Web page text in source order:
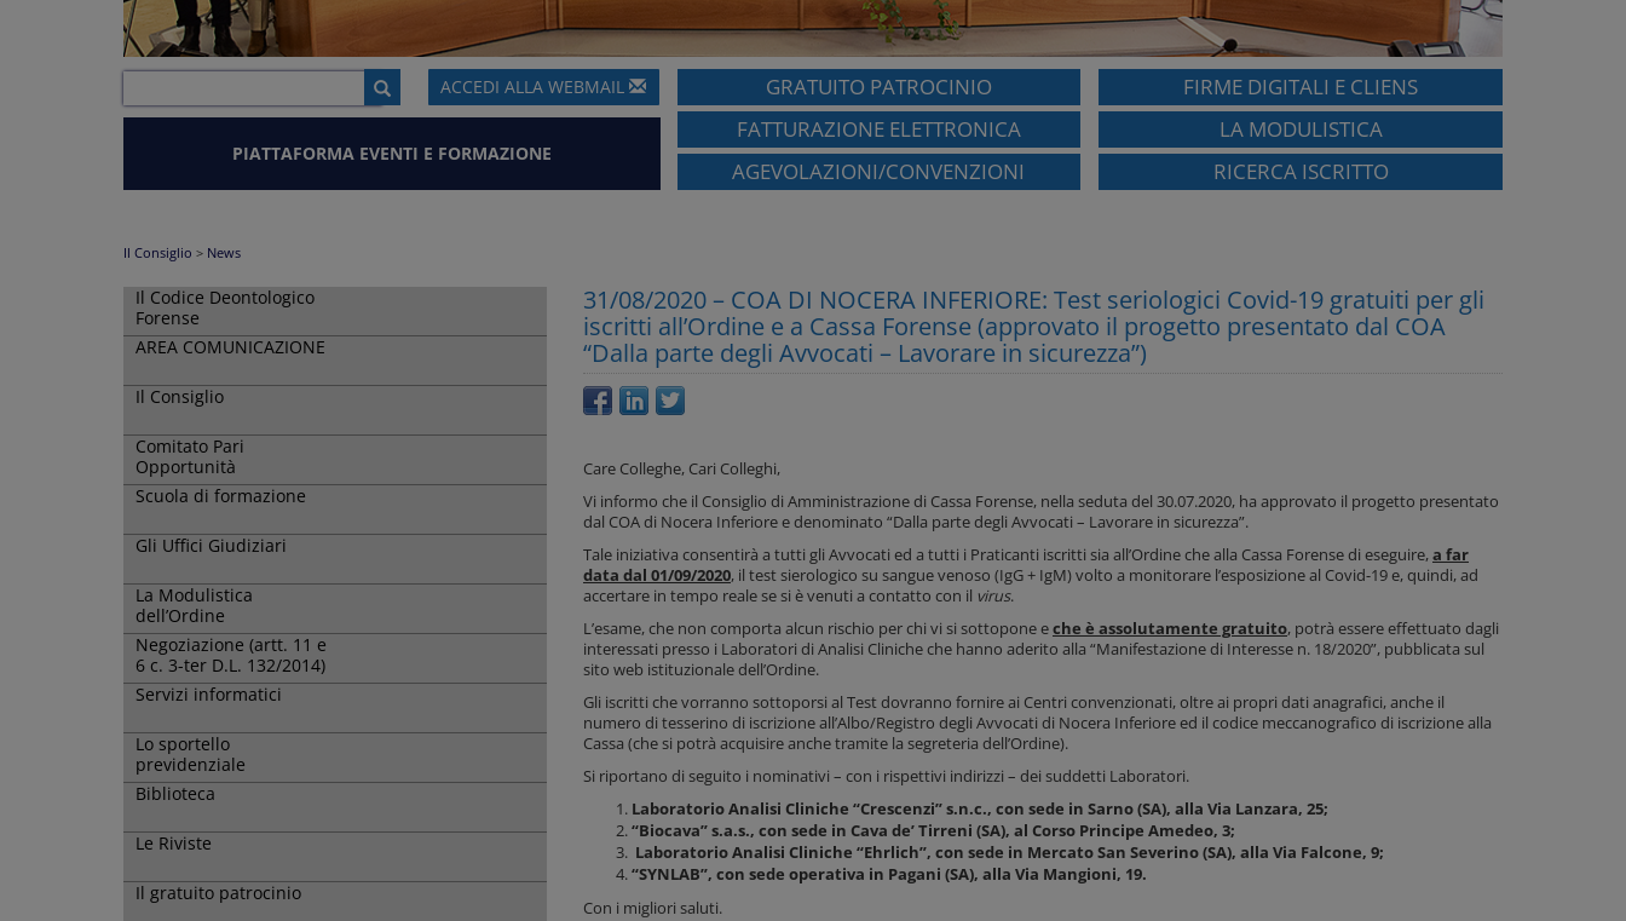
ACCEDI ALLAWEBMAIL
PIATTAFORMA EVENTI E FORMAZIONE
GRATUITO PATROCINIO
FIRME DIGITALI E CLIENS
FATTURAZIONE ELETTRONICA
LA MODULISTICA
AGEVOLAZIONI/CONVENZIONI
RICERCA ISCRITTO
Il Consiglio > News
Il Codice Deontologico
Forense
AREA COMUNICAZIONE
Il Consiglio
Comitato Pari
Opportunità
Scuola di formazione
Gli Uffici Giudiziari
La Modulistica
dell’Ordine
Negoziazione (artt. 11 e
6 c. 3-ter D.L. 132/2014)
Servizi informatici
Lo sportello
previdenziale
Biblioteca
Le Riviste
Il gratuito patrocinio
31/08/2020 – COA DI NOCERA INFERIORE: Test seriologici Covid-19 gratuiti per gli
iscritti all’Ordine e a Cassa Forense (approvato il progetto presentato dal COA
“Dalla parte degli Avvocati – Lavorare in sicurezza”)
Care Colleghe, Cari Colleghi,
Vi informo che il Consiglio di Amministrazione di Cassa Forense, nella seduta del 30.07.2020, ha approvato il progetto presentato
dal COA di Nocera Inferiore e denominato “Dalla parte degli Avvocati – Lavorare in sicurezza”.
Tale iniziativa consentirà a tutti gli Avvocati ed a tutti i Praticanti iscritti sia all’Ordine che alla Cassa Forense di eseguire,a far
data dal 01/09/2020, il test sierologico su sangue venoso (IgG + IgM) volto a monitorare l’esposizione al Covid-19 e, quindi, ad
accertare in tempo reale se si è venuti a contatto con il virus.
L’esame, che non comporta alcun rischio per chi vi si sottopone eche è assolutamente gratuito, potrà essere effettuato dagli
interessati presso i Laboratori di Analisi Cliniche che hanno aderito alla “Manifestazione di Interesse n. 18/2020”, pubblicata sul
sito web istituzionale dell’Ordine.
Gli iscritti che vorranno sottoporsi al Test dovranno fornire ai Centri convenzionati, oltre ai propri dati anagrafici, anche il
numero di tesserino di iscrizione all’Albo/Registro degli Avvocati di Nocera Inferiore ed il codice meccanografico di iscrizione alla
Cassa (che si potrà acquisire anche tramite la segreteria dell’Ordine).
Si riportano di seguito i nominativi – con i rispettivi indirizzi – dei suddetti Laboratori.
Laboratorio Analisi Cliniche “Crescenzi” s.n.c., con sede in Sarno (SA), alla Via Lanzara, 25;
“Biocava” s.a.s., con sede in Cava de’ Tirreni (SA), al Corso Principe Amedeo, 3;
Laboratorio Analisi Cliniche “Ehrlich”, con sede in Mercato San Severino (SA), alla Via Falcone, 9;
“SYNLAB”, con sede operativa in Pagani (SA), alla Via Mangioni, 19.
Con i migliori saluti.